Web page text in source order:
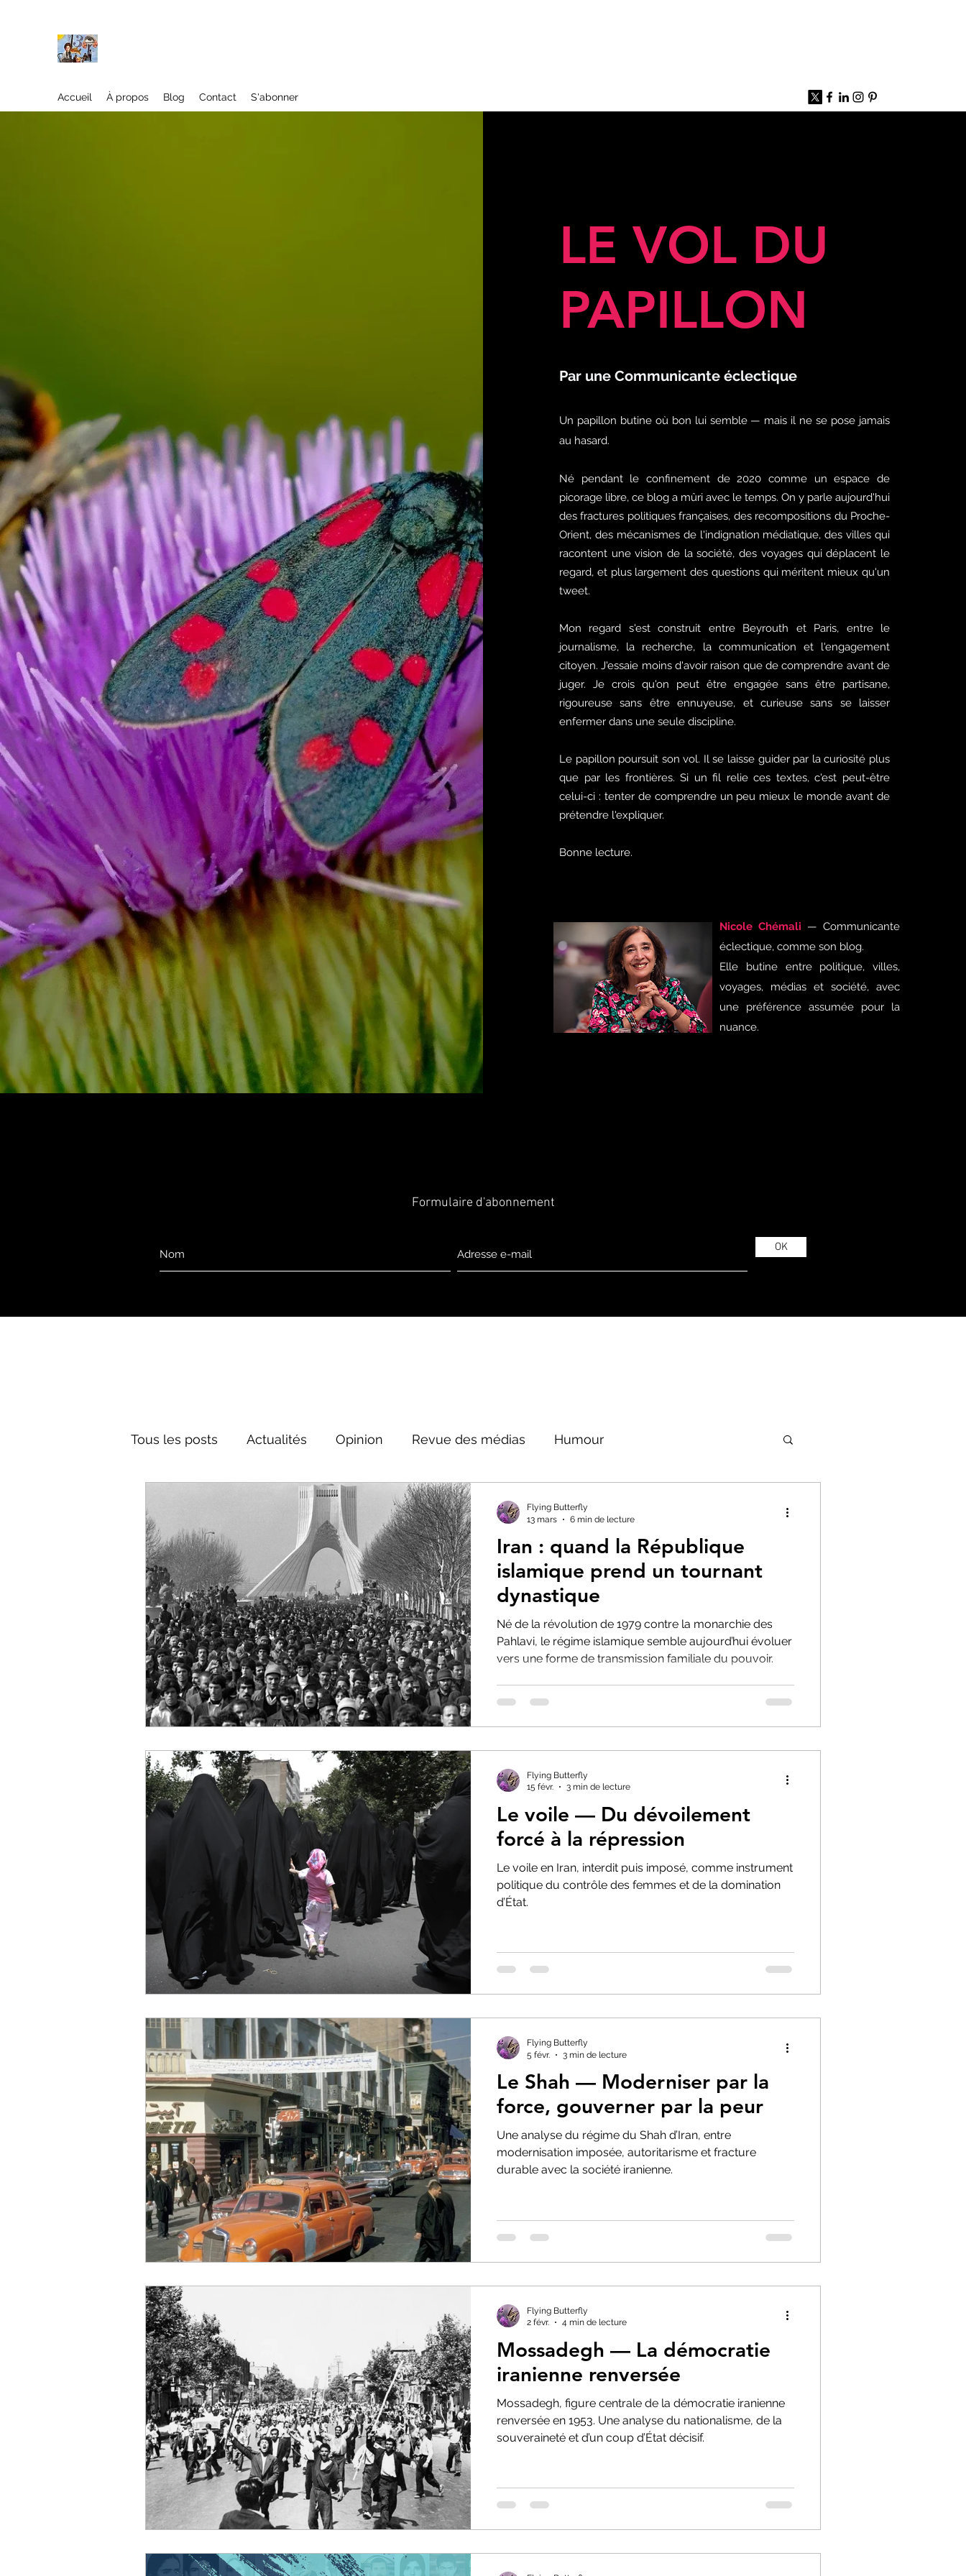
Accueil À propos Blog Contact S'abonner
LE VOL DU
PAPILLON
Par une Communicante éclectique
Un papillon butine où bon lui semble — mais il ne se pose jamais
au hasard.
Né pendant le confinement de 2020 comme un espace de
picorage libre, ce blog a mûri avec le temps. On y parle aujourd'hui
des fractures politiques françaises, des recompositions du Proche-
Orient, des mécanismes de l'indignation médiatique, des villes qui
racontent une vision de la société, des voyages qui déplacent le
regard, et plus largement des questions qui méritent mieux qu'un
tweet.
Mon regard s'est construit entre Beyrouth et Paris, entre le
journalisme, la recherche, la communication et l'engagement
citoyen. J'essaie moins d'avoir raison que de comprendre avant de
juger. Je crois qu'on peut être engagée sans être partisane,
rigoureuse sans être ennuyeuse, et curieuse sans se laisser
enfermer dans une seule discipline.
Le papillon poursuit son vol. Il se laisse guider par la curiosité plus
que par les frontières. Si un fil relie ces textes, c'est peut-être
celui-ci : tenter de comprendre un peu mieux le monde avant de
prétendre l'expliquer.
Bonne lecture.
Nicole Chémali — Communicante
éclectique, comme son blog.
Elle butine entre politique, villes,
voyages, médias et société, avec
une préférence assumée pour la
nuance.
Formulaire d'abonnement
OK
Tous les posts Actualités Opinion Revue des médias Humour
Culture&Divertissement Peinture&Photographie
Mode Histoire Politique
Iran : quand la République
islamique prend un tournant
dynastique
Né de la révolution de 1979 contre la monarchie des
Pahlavi, le régime islamique semble aujourd’hui évoluer
vers une forme de transmission familiale du pouvoir.
Flying Butterfly
13 mars
6 min de lecture
Le voile — Du dévoilement
forcé à la répression
Le voile en Iran, interdit puis imposé, comme instrument
politique du contrôle des femmes et de la domination
d’État.
Flying Butterfly
15 févr.
3 min de lecture
Le Shah — Moderniser par la
force, gouverner par la peur
Une analyse du régime du Shah d’Iran, entre
modernisation imposée, autoritarisme et fracture
durable avec la société iranienne.
Flying Butterfly
5 févr.
3 min de lecture
Mossadegh — La démocratie
iranienne renversée
Mossadegh, figure centrale de la démocratie iranienne
renversée en 1953. Une analyse du nationalisme, de la
souveraineté et d’un coup d’État décisif.
Flying Butterfly
2 févr.
4 min de lecture